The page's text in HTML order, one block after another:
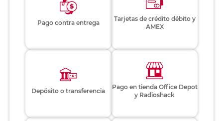
Pago contra entrega
Tarjetas de crédito débito y
AMEX
Depósito o transferencia
Pago en tienda Office Depot
y Radioshack